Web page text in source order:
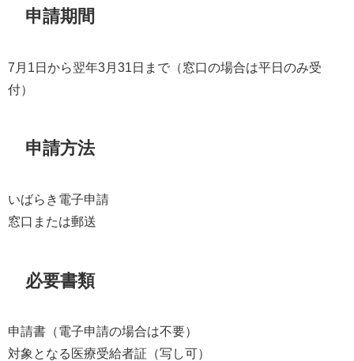
申請期間
7月1日から翌年3月31日まで（窓口の場合は平日のみ受
付）
申請方法
いばらき電子申請
窓口または郵送
必要書類
申請書（電子申請の場合は不要）
対象となる医療受給者証（写し可）